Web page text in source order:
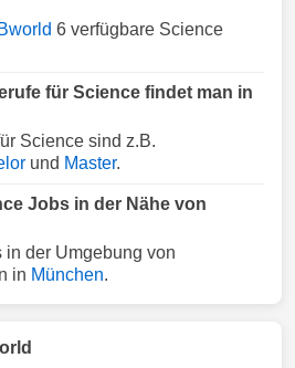
6 verfügbare Science
für Science findet man in
Science sind z.B.
und Master.
Jobs in der Nähe von
der Umgebung von
in München.